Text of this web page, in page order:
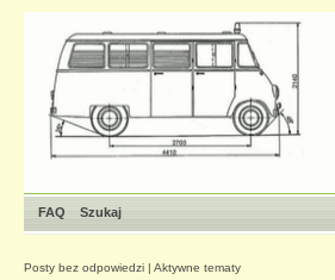
FAQ Szukaj
Posty bez odpowiedzi | Aktywne tematy